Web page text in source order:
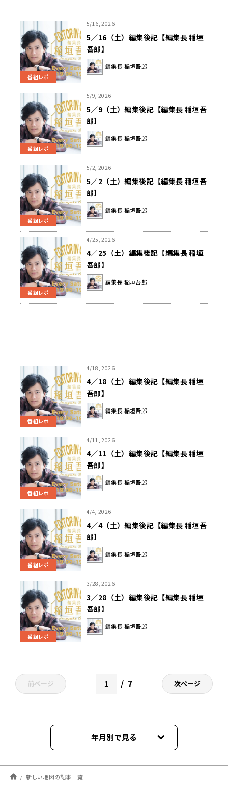
番組レポ
5/16, 2026
5／16（土）編集後記【編集長 稲垣
吾郎】
編集長 稲垣吾郎
番組レポ
5/9, 2026
5／9（土）編集後記【編集長 稲垣吾
郎】
編集長 稲垣吾郎
番組レポ
5/2, 2026
5／2（土）編集後記【編集長 稲垣吾
郎】
編集長 稲垣吾郎
番組レポ
4/25, 2026
4／25（土）編集後記【編集長 稲垣
吾郎】
編集長 稲垣吾郎
番組レポ
4/18, 2026
4／18（土）編集後記【編集長 稲垣
吾郎】
編集長 稲垣吾郎
番組レポ
4/11, 2026
4／11（土）編集後記【編集長 稲垣
吾郎】
編集長 稲垣吾郎
番組レポ
4/4, 2026
4／4（土）編集後記【編集長 稲垣吾
郎】
編集長 稲垣吾郎
番組レポ
3/28, 2026
3／28（土）編集後記【編集長 稲垣
吾郎】
編集長 稲垣吾郎
前ページ 7 次ページ
年月別で見る
2026年08月
2026年07月
新しい地図の記事一覧